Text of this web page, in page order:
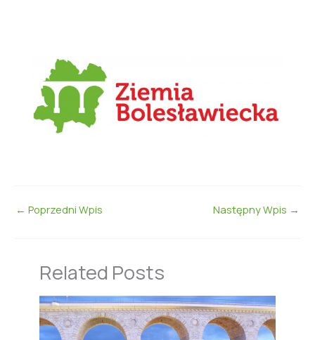
← Poprzedni Wpis Następny Wpis →
Related Posts